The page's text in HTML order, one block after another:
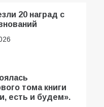
20 наград с
тома книги
есть и будем».